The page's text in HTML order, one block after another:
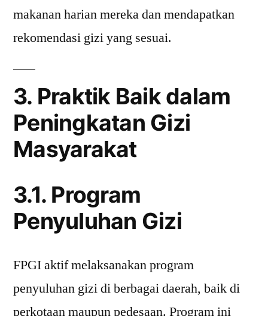
makanan harian mereka dan mendapatkan
rekomendasi gizi yang sesuai.
3. Praktik Baik dalam
Peningkatan Gizi
Masyarakat
3.1. Program
Penyuluhan Gizi
FPGI aktif melaksanakan program
penyuluhan gizi di berbagai daerah, baik di
perkotaan maupun pedesaan. Program ini